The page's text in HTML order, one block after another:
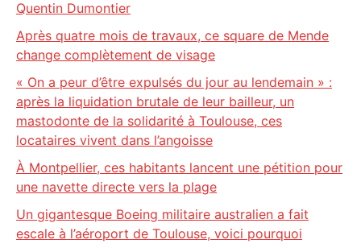
Quentin Dumontier
Après quatre mois de travaux, ce square de Mende
change complètement de visage
« On a peur d’être expulsés du jour au lendemain » :
après la liquidation brutale de leur bailleur, un
mastodonte de la solidarité à Toulouse, ces
locataires vivent dans l’angoisse
À Montpellier, ces habitants lancent une pétition pour
une navette directe vers la plage
Un gigantesque Boeing militaire australien a fait
escale à l’aéroport de Toulouse, voici pourquoi